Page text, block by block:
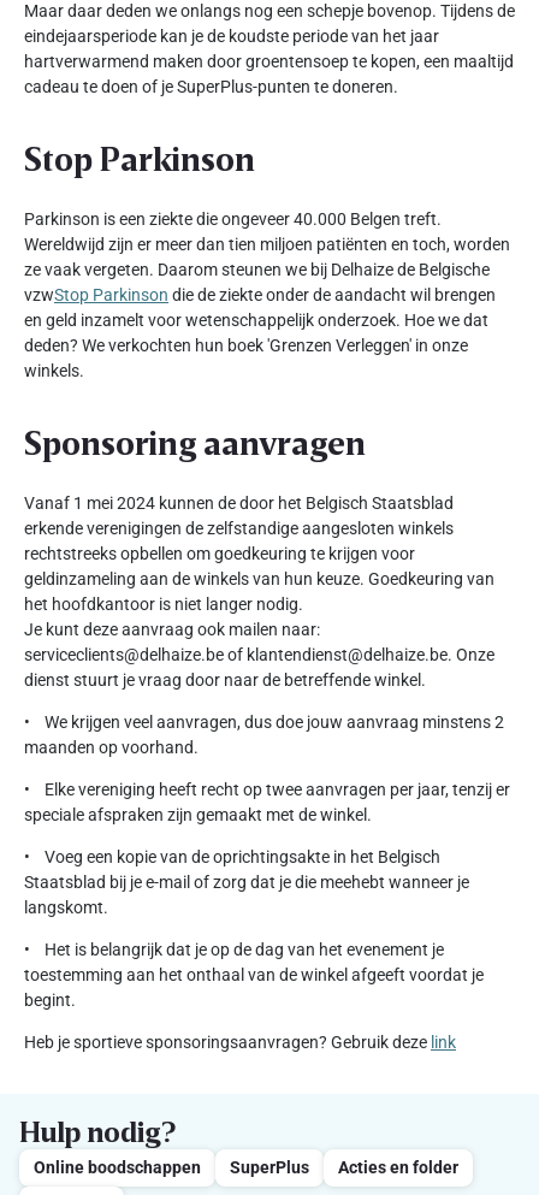
Maar daar deden we onlangs nog een schepje bovenop. Tijdens de
eindejaarsperiode kan je de koudste periode van het jaar
hartverwarmend maken door groentensoep te kopen, een maaltijd
cadeau te doen of je SuperPlus-punten te doneren.
Stop Parkinson
Parkinson is een ziekte die ongeveer 40.000 Belgen treft.
Wereldwijd zijn er meer dan tien miljoen patiënten en toch, worden
ze vaak vergeten. Daarom steunen we bij Delhaize de Belgische
vzwStop Parkinson die de ziekte onder de aandacht wil brengen
en geld inzamelt voor wetenschappelijk onderzoek. Hoe we dat
deden? We verkochten hun boek 'Grenzen Verleggen' in onze
winkels.
Sponsoring aanvragen
Vanaf 1 mei 2024 kunnen de door het Belgisch Staatsblad
erkende verenigingen de zelfstandige aangesloten winkels
rechtstreeks opbellen om goedkeuring te krijgen voor
geldinzameling aan de winkels van hun keuze. Goedkeuring van
het hoofdkantoor is niet langer nodig.
Je kunt deze aanvraag ook mailen naar:
serviceclients@delhaize.be of klantendienst@delhaize.be. Onze
dienst stuurt je vraag door naar de betreffende winkel.
• We krijgen veel aanvragen, dus doe jouw aanvraag minstens 2
maanden op voorhand.
• Elke vereniging heeft recht op twee aanvragen per jaar, tenzij er
speciale afspraken zijn gemaakt met de winkel.
• Voeg een kopie van de oprichtingsakte in het Belgisch
Staatsblad bij je e-mail of zorg dat je die meehebt wanneer je
langskomt.
• Het is belangrijk dat je op de dag van het evenement je
toestemming aan het onthaal van de winkel afgeeft voordat je
begint.
Heb je sportieve sponsoringsaanvragen? Gebruik deze link
Hulp nodig?
Online boodschappen SuperPlus
Acties en folder